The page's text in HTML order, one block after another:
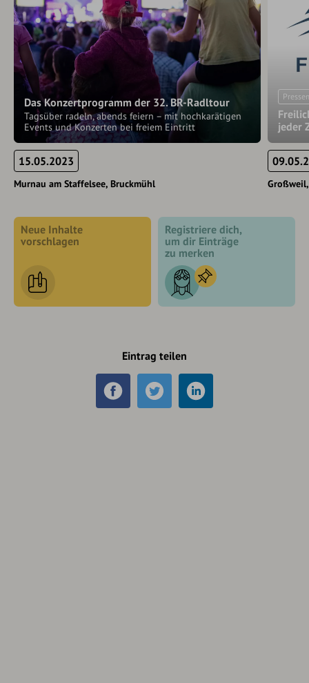
Das Konzertprogramm der 32. BR-Radltour
Tagsüber radeln, abends feiern – mit hochkarätigen
Events und Konzerten bei freiem Eintritt
15.05.2023
Murnau am Staffelsee Bruckmühl
jeder
Großweil
Neue Inhalte
vorschlagen
Registriere dich,
um dir Einträge
zu merken
Eintrag teilen